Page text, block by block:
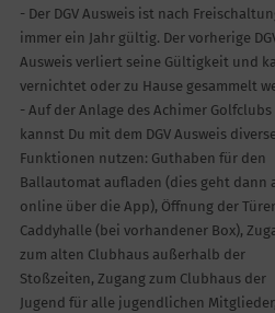
- Der DGV Ausweis ist nach
immer ein Jahr gültig. Der vorherige
Ausweis verliert seine Gültigkeit und
vernichtet oder zu Hause gesammelt
- Auf der Anlage des Achimer Golfclubs
kannst Du mit dem DGV Ausweis diverse
Funktionen nutzen: Guthaben für den
Ballautomat aufladen (dies geht dann
online über die App), Öffnung der
Caddyhalle (bei vorhandener Box),
zum alten Clubhaus außerhalb der
Stoßzeiten, Zugang zum Clubhaus der
Jugend für alle jugendlichen Mitglieder,